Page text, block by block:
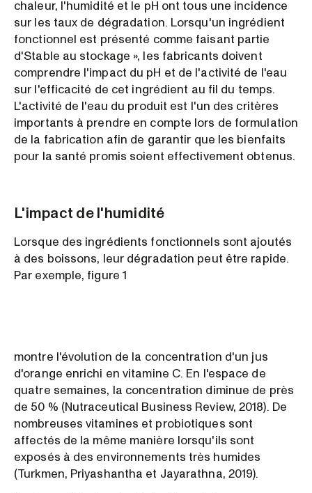
chaleur, l'humidité et le pH ont tous une incidence
sur les taux de dégradation. Lorsqu'un ingrédient
fonctionnel est présenté comme faisant partie
d'Stable au stockage », les fabricants doivent
comprendre l'impact du pH et de l'activité de l'eau
sur l'efficacité de cet ingrédient au fil du temps.
L'activité de l'eau du produit est l'un des critères
importants à prendre en compte lors de formulation
de la fabrication afin de garantir que les bienfaits
pour la santé promis soient effectivement obtenus.
L'impact de l'humidité
Lorsque des ingrédients fonctionnels sont ajoutés
à des boissons, leur dégradation peut être rapide.
Par exemple, figure 1
montre l'évolution de la concentration d'un jus
d'orange enrichi en vitamine C. En l'espace de
quatre semaines, la concentration diminue de près
de 50 % (Nutraceutical Business Review, 2018). De
nombreuses vitamines et probiotiques sont
affectés de la même manière lorsqu'ils sont
exposés à des environnements très humides
(Turkmen, Priyashantha et Jayarathna, 2019).